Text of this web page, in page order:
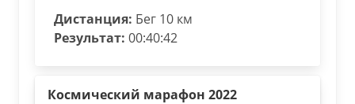
Дистанция: Бег 10 км
Результат: 00:40:42
Космический марафон 2022